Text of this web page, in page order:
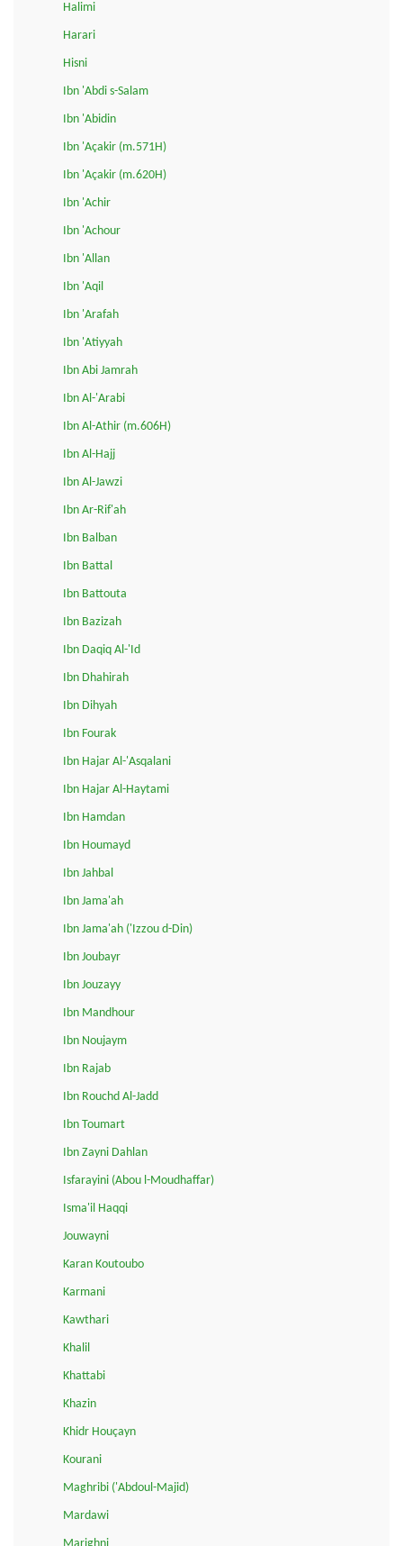
Halimi
Harari
Hisni
Ibn 'Abdi s-Salam
Ibn 'Abidin
Ibn 'Açakir (m.571H)
Ibn 'Açakir (m.620H)
Ibn 'Achir
Ibn 'Achour
Ibn 'Allan
Ibn 'Aqil
Ibn 'Arafah
Ibn 'Atiyyah
Ibn Abi Jamrah
Ibn Al-'Arabi
Ibn Al-Athir (m.606H)
Ibn Al-Hajj
Ibn Al-Jawzi
Ibn Ar-Rif'ah
Ibn Balban
Ibn Battal
Ibn Battouta
Ibn Bazizah
Ibn Daqiq Al-'Id
Ibn Dhahirah
Ibn Dihyah
Ibn Fourak
Ibn Hajar Al-'Asqalani
Ibn Hajar Al-Haytami
Ibn Hamdan
Ibn Houmayd
Ibn Jahbal
Ibn Jama'ah
Ibn Jama'ah ('Izzou d-Din)
Ibn Joubayr
Ibn Jouzayy
Ibn Mandhour
Ibn Noujaym
Ibn Rajab
Ibn Rouchd Al-Jadd
Ibn Toumart
Ibn Zayni Dahlan
Isfarayini (Abou l-Moudhaffar)
Isma'il Haqqi
Jouwayni
Karan Koutoubo
Karmani
Kawthari
Khalil
Khattabi
Khazin
Khidr Houçayn
Kourani
Maghribi ('Abdoul-Majid)
Mardawi